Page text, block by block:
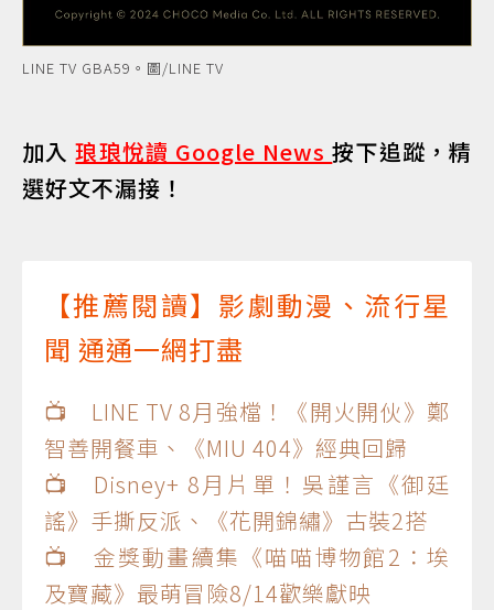
LINE TV GBA59。圖/LINE TV
加入琅琅悅讀 Google News按下追蹤，精
選好文不漏接！
【推薦閱讀】影劇動漫、流行星
聞 通通一網打盡
📺 LINE TV 8月強檔！《開火開伙》鄭
智善開餐車、《MIU 404》經典回歸
📺 Disney+ 8月片單！吳謹言《御廷
謠》手撕反派、《花開錦繡》古裝2搭
📺 金獎動畫續集《喵喵博物館2：埃
及寶藏》最萌冒險8/14歡樂獻映